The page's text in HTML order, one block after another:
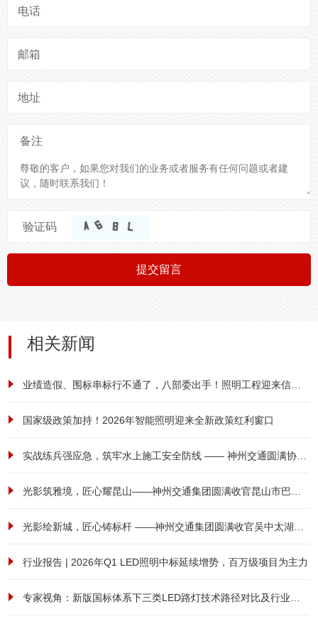
电话
邮箱
地址
备注
验证码
提交留言
相关新闻
国家级政策加持！2026年智能照明迎来全新政策红利窗口
行业报告 | 2026年Q1 LED照明中标延续增势，百万级项目为主力